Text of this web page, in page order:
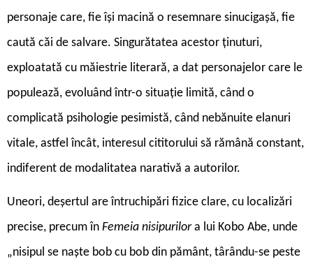
personaje care, fie își macină o resemnare sinucigașă, fie
caută căi de salvare. Singurătatea acestor ținuturi,
exploatată cu măiestrie literară, a dat personajelor care le
populează, evoluând într-o situație limită, când o
complicată psihologie pesimistă, când nebănuite elanuri
vitale, astfel încât, interesul cititorului să rămână constant,
indiferent de modalitatea narativă a autorilor.
Uneori, deșertul are întruchipări fizice clare, cu localizări
precise, precum în Femeia nisipurilora lui Kobo Abe, unde
„nisipul se naște bob cu bob din pământ, târându-se peste